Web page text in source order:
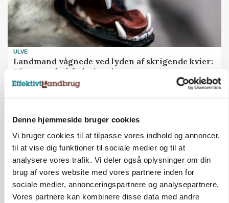
Denne hjemmeside bruger cookies
Vi bruger cookies til at tilpasse vores indhold og annoncer,
til at vise dig funktioner til sociale medier og til at
analysere vores trafik. Vi deler også oplysninger om din
brug af vores website med vores partnere inden for
sociale medier, annonceringspartnere og analysepartnere.
Vores partnere kan kombinere disse data med andre
ULVE
Landmand vågnede ved lyden af skrigende kvier:
Ulven stod på foderbordet
Det er en uskik at udlægge et røgslør om
økoproduktion
Annonce
Loading...